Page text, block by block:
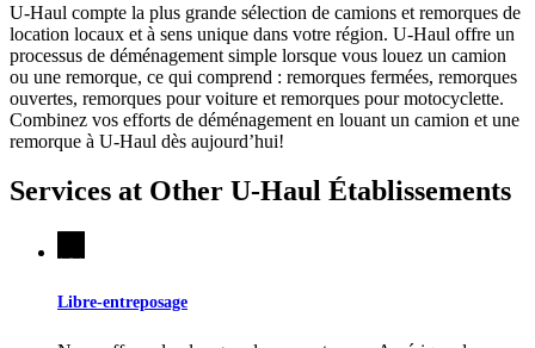
U-Haul compte la plus grande sélection de camions et remorques de
location locaux et à sens unique dans votre région. U-Haul offre un
processus de déménagement simple lorsque vous louez un camion
ou une remorque, ce qui comprend : remorques fermées, remorques
ouvertes, remorques pour voiture et remorques pour motocyclette.
Combinez vos efforts de déménagement en louant un camion et une
remorque à U-Haul dès aujourd’hui!
Services at Other U-Haul Établissements
Libre-entreposage